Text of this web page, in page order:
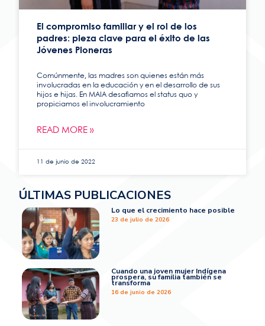
El compromiso familiar y el rol de los
padres: pieza clave para el éxito de las
Jóvenes Pioneras
Comúnmente, las madres son quienes están más
involucradas en la educación y en el desarrollo de sus
hijos e hijas. En MAIA desafiamos el status quo y
propiciamos el involucramiento
READ MORE »
11 de junio de 2022
ÚLTIMAS PUBLICACIONES
Lo que el crecimiento hace posible
23 de julio de 2026
Cuando una joven mujer Indígena
prospera, su familia también se
transforma
16 de junio de 2026